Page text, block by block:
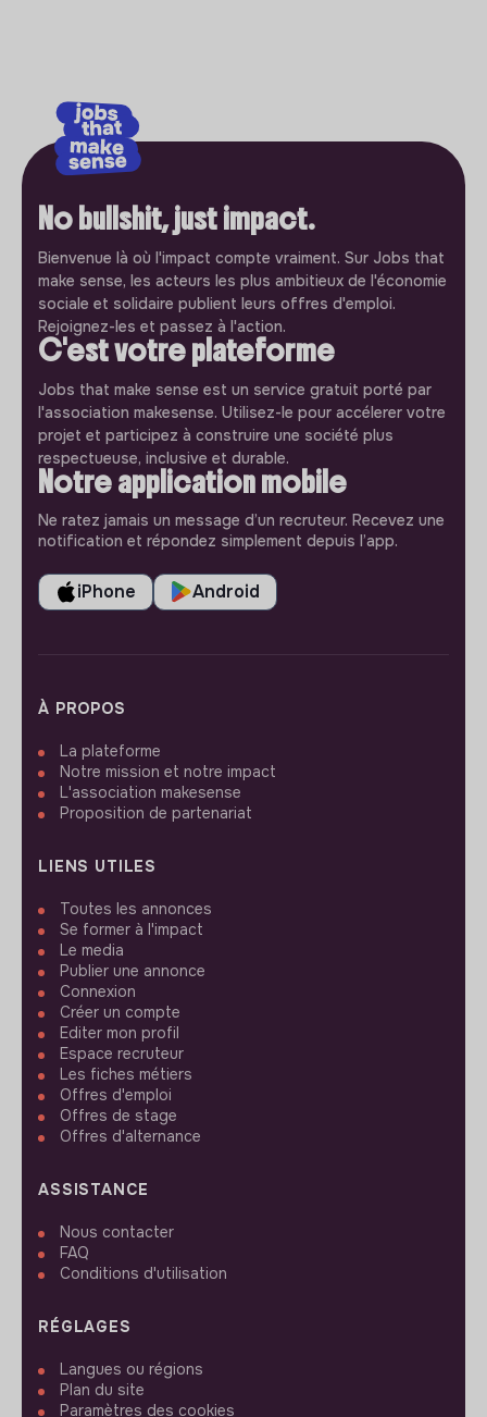
No bullshit, just impact.
Bienvenue là où l'impact compte vraiment. Sur Jobs that
make sense, les acteurs les plus ambitieux de l'économie
sociale et solidaire publient leurs offres d'emploi.
Rejoignez-les et passez à l'action.
C'est votre plateforme
Jobs that make sense est un service gratuit porté par
l'association makesense. Utilisez-le pour accélerer votre
projet et participez à construire une société plus
respectueuse, inclusive et durable.
Notre application mobile
Ne ratez jamais un message d’un recruteur. Recevez une
notification et répondez simplement depuis l’app.
iPhone Android
À PROPOS
La plateforme
Notre mission et notre impact
L'association makesense
Proposition de partenariat
LIENS UTILES
Toutes les annonces
Se former à l'impact
Le media
Publier une annonce
Connexion
Créer un compte
Editer mon profil
Espace recruteur
Les fiches métiers
Offres d'emploi
Offres de stage
Offres d'alternance
ASSISTANCE
Nous contacter
FAQ
Conditions d'utilisation
RÉGLAGES
Langues ou régions
Plan du site
Paramètres des cookies